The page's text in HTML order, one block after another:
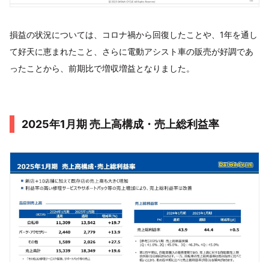
損益の状況については、コロナ禍から回復したことや、1年を通し
て好天に恵まれたこと、さらに電動アシスト車の販売が好調であ
ったことから、前期比で増収増益となりました。
2025年1月期 売上高構成・売上総利益率